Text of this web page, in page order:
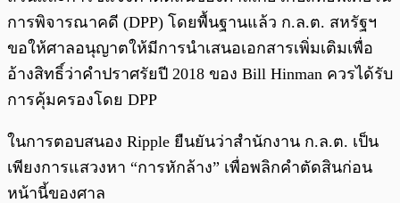
การพิจารณาคดี (DPP) โดยพื้นฐานแล้ว ก.ล.ต. สหรัฐฯ
ขอให้ศาลอนุญาตให้มีการนำเสนอเอกสารเพิ่มเติมเพื่อ
อ้างสิทธิ์ว่าคำปราศรัยปี 2018 ของ Bill Hinman ควรได้รับ
การคุ้มครองโดย DPP
ในการตอบสนอง Ripple ยืนยันว่าสำนักงาน ก.ล.ต. เป็น
เพียงการแสวงหา “การหักล้าง” เพื่อพลิกคำตัดสินก่อน
หน้านี้ของศาล